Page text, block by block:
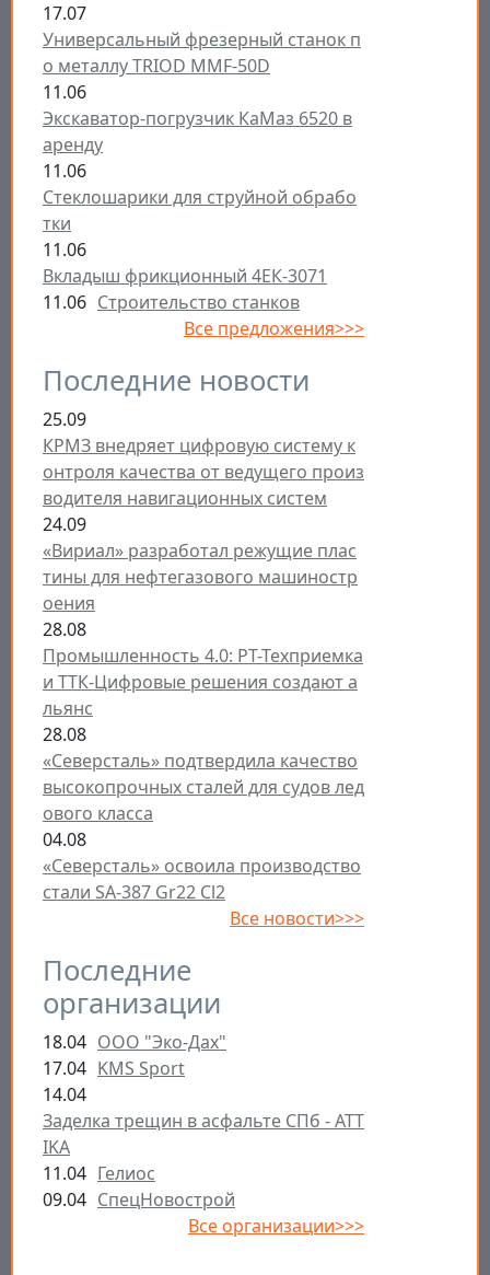
17.07
Универсальный фрезерный станок п
о металлу TRIOD MMF-50D
11.06
Экскаватор-погрузчик КаМаз 6520 в
аренду
11.06
Стеклошарики для струйной обрабо
тки
11.06
Вкладыш фрикционный 4ЕК-3071
11.06 Строительство станков
Все предложения>>>
Последние новости
25.09
КРМЗ внедряет цифровую систему к
онтроля качества от ведущего произ
водителя навигационных систем
24.09
«Вириал» разработал режущие плас
тины для нефтегазового машиностр
оения
28.08
Промышленность 4.0: РТ-Техприемка
и ТТК-Цифровые решения создают а
льянс
28.08
«Северсталь» подтвердила качество
высокопрочных сталей для судов лед
ового класса
04.08
«Северсталь» освоила производство
стали SA-387 Gr22 Cl2
Все новости>>>
Последние
организации
18.04 ООО "Эко-Дах"
17.04 KMS Sport
14.04
Заделка трещин в асфальте СПб - ATT
IKA
11.04 Гелиос
09.04 СпецНовострой
Все организации>>>